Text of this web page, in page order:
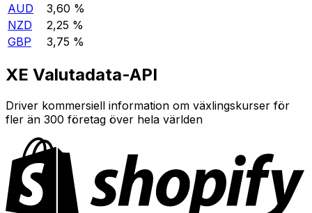
AUD
3,60 %
NZD
2,25 %
GBP
3,75 %
XE Valutadata-API
Driver kommersiell information om växlingskurser för
fler än 300 företag över hela världen